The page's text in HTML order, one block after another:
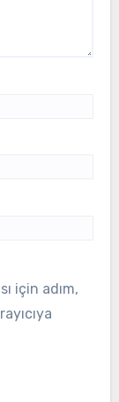
için adım,